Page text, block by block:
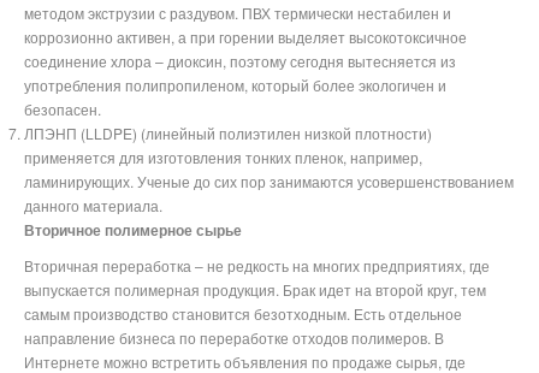
методом экструзии с раздувом. ПВХ термически нестабилен и
коррозионно активен, а при горении выделяет высокотоксичное
соединение хлора – диоксин, поэтому сегодня вытесняется из
употребления полипропиленом, который более экологичен и
безопасен.
ЛПЭНП (LLDPE) (линейный полиэтилен низкой плотности)
применяется для изготовления тонких пленок, например,
ламинирующих. Ученые до сих пор занимаются усовершенствованием
данного материала.
Вторичное полимерное сырье
Вторичная переработка – не редкость на многих предприятиях, где
выпускается полимерная продукция. Брак идет на второй круг, тем
самым производство становится безотходным. Есть отдельное
направление бизнеса по переработке отходов полимеров. В
Интернете можно встретить объявления по продаже сырья, где